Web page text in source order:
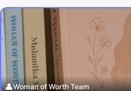
👤Woman of Worth Team